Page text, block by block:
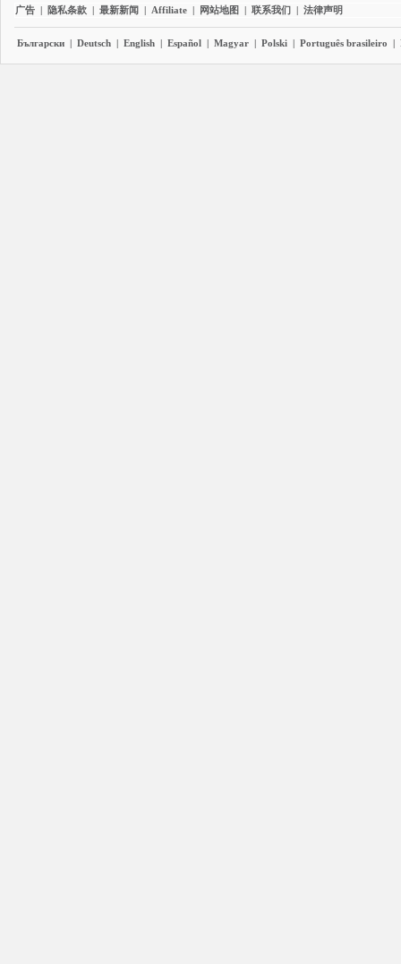
广告 | 隐私条款 | 最新新闻 | Affiliate | 网站地图 | 联系我们 | 法律声明
Български | Deutsch | English | Español | Magyar | Polski | Português brasileiro |